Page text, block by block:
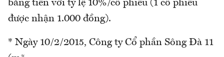
bằng tiền với tỷ lệ 10%/cổ phiếu (1 cổ phiếu
được nhận 1.000 đồng).
* Ngày 10/2/2015, Công ty Cổ phần Sông Đà 11